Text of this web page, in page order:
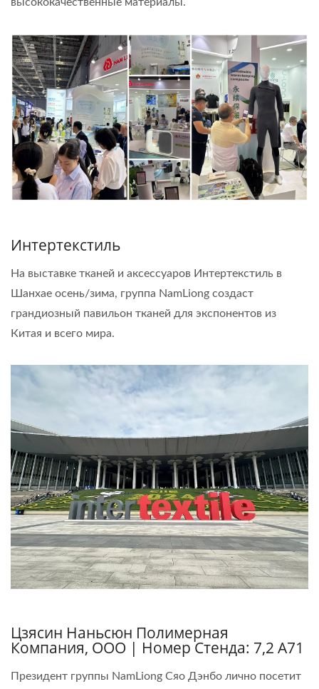
Интертекстиль
На выставке тканей и аксессуаров Интертекстиль в
Шанхае осень/зима, группа NamLiong создаст
грандиозный павильон тканей для экспонентов из
Китая и всего мира.
Цзясин Наньсюн Полимерная
Компания, ООО | Номер Стенда: 7,2 A71
Президент группы NamLiong Сяо Дэнбо лично посетит